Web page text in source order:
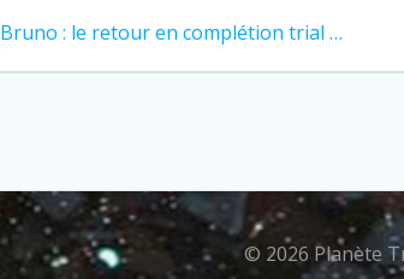
Bruno : le retour en complétion trial …
© 2026 Planète